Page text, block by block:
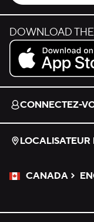
DOWNLOAD
Download on the
CONNECTEZ-
CANADA
Veuillez sélectionner
Sélectionné